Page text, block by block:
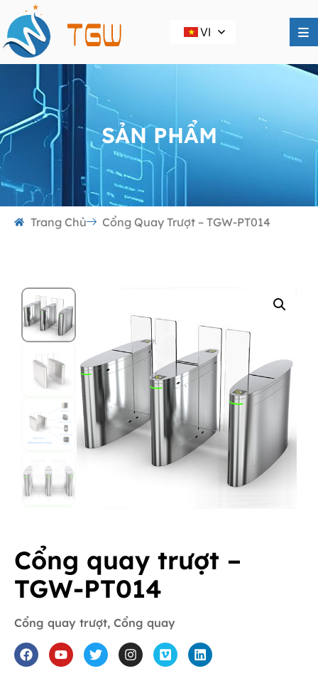
VI
SẢN PHẨM
Trang Chủ Cổng Quay Trượt – TGW-PT014
Cổng quay trượt –
TGW-PT014
Cổng quay trượt, Cổng quay